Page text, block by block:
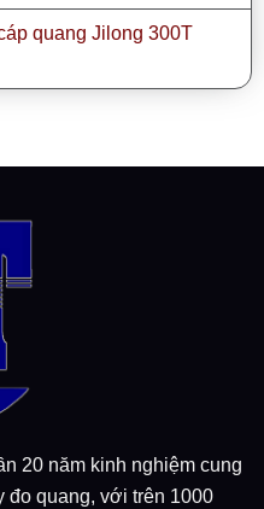
quang Jilong 300T
20 năm kinh nghiệm cung
đo quang, với trên 1000